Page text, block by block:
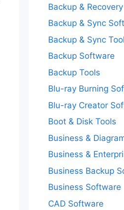
Backup &
Backup & Sync
Backup & Sync
Backup Software
Backup Tools
Blu-ray Burning
Blu-ray Creator
Boot & Disk Tools
Business &
Business &
Business Backup
Business Software
CAD Software